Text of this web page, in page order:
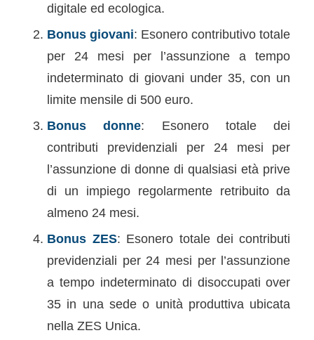
digitale ed ecologica.
Bonus giovani: Esonero contributivo totale
per 24 mesi per l’assunzione a tempo
indeterminato di giovani under 35, con un
limite mensile di 500 euro.
Bonus donne: Esonero totale dei
contributi previdenziali per 24 mesi per
l’assunzione di donne di qualsiasi età prive
di un impiego regolarmente retribuito da
almeno 24 mesi.
Bonus ZES: Esonero totale dei contributi
previdenziali per 24 mesi per l’assunzione
a tempo indeterminato di disoccupati over
35 in una sede o unità produttiva ubicata
nella ZES Unica.